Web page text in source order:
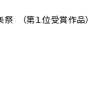
（第１位受賞作品）